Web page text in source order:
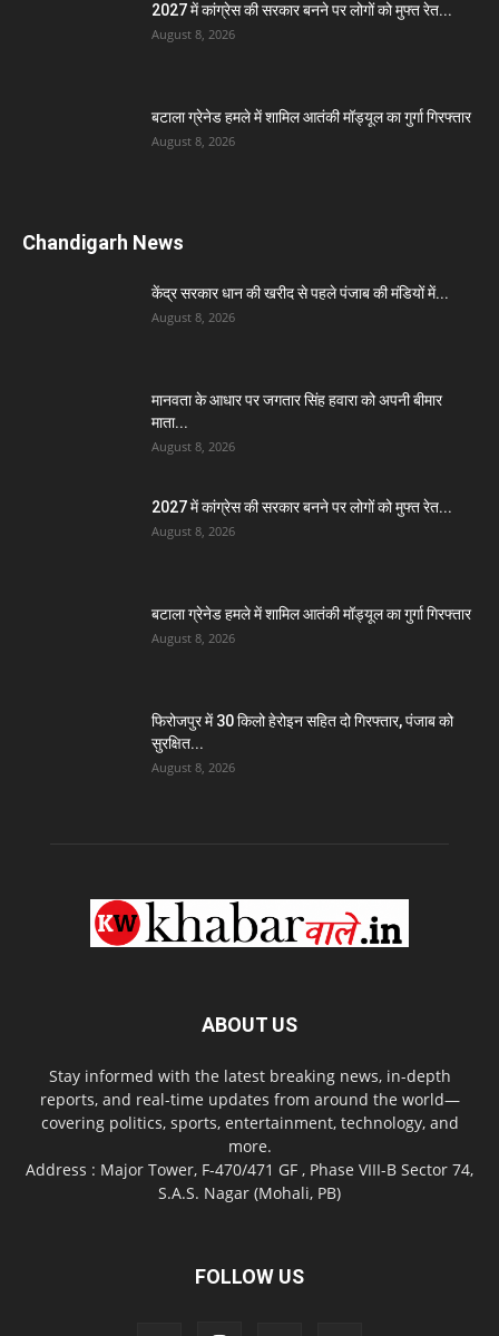
2027 में कांग्रेस की सरकार बनने पर लोगों को मुफ्त रेत...
August 8, 2026
बटाला ग्रेनेड हमले में शामिल आतंकी मॉड्यूल का गुर्गा गिरफ्तार
August 8, 2026
Chandigarh News
केंद्र सरकार धान की खरीद से पहले पंजाब की मंडियों में...
August 8, 2026
मानवता के आधार पर जगतार सिंह हवारा को अपनी बीमार
माता...
August 8, 2026
2027 में कांग्रेस की सरकार बनने पर लोगों को मुफ्त रेत...
August 8, 2026
बटाला ग्रेनेड हमले में शामिल आतंकी मॉड्यूल का गुर्गा गिरफ्तार
August 8, 2026
फिरोजपुर में 30 किलो हेरोइन सहित दो गिरफ्तार, पंजाब को
सुरक्षित...
August 8, 2026
ABOUT US
Stay informed with the latest breaking news, in-depth
reports, and real-time updates from around the world—
covering politics, sports, entertainment, technology, and
more.
Address : Major Tower, F-470/471 GF , Phase VIII-B Sector 74,
S.A.S. Nagar (Mohali, PB)
FOLLOW US